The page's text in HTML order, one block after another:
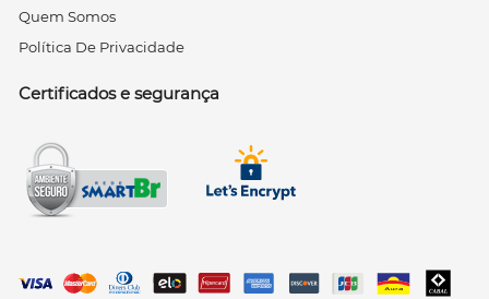
Quem Somos
Política De Privacidade
Certificados e segurança